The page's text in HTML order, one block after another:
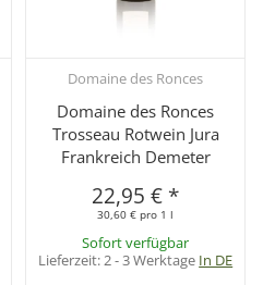
Domaine des Ronces
Domaine des Ronces
Trosseau Rotwein Jura
Frankreich Demeter
22,95 € *
30,60 € pro 1 l
Sofort verfügbar
Lieferzeit:2 - 3 Werktage In DE